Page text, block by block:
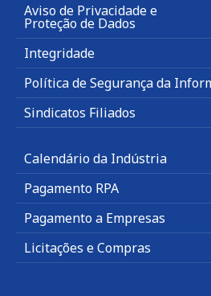
Aviso de Privacidade e
Proteção de Dados
Integridade
Política de Segurança da
Sindicatos Filiados
Calendário da Indústria
Pagamento RPA
Pagamento a Empresas
Licitações e Compras